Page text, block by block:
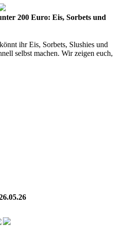
200 Euro: Eis, Sorbets und
ihr Eis, Sorbets, Slushies und
selbst machen. Wir zeigen euch,